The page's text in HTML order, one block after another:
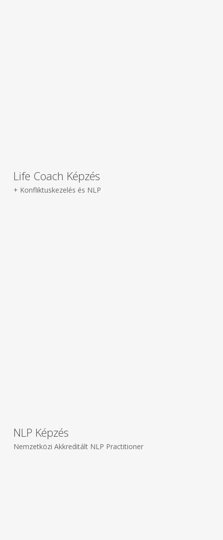
Life Coach Képzés
+ Konfliktuskezelés és NLP
NLP Képzés
Nemzetközi Akkreditált NLP Practitioner